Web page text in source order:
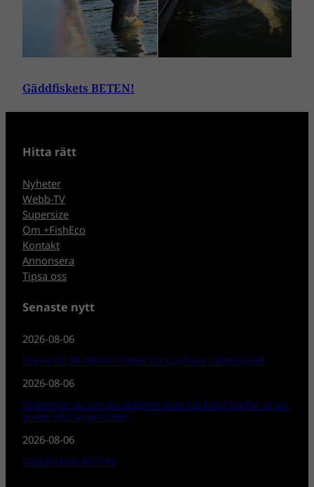
Gäddfiskets BETEN!
Hitta rätt
Nyheter
Webb-TV
Supersize
Om +FishEco
Kontakt
Annonsera
Tipsa oss
Senaste nytt
2026-08-06
Döms till 39 000 kr i böter för tjuvfiske i Värmland!
2026-08-06
Drömmer du om en abborre över två kilo? Därför är en
guide ofta avgörande!
2026-08-06
Gäddfiskets BETEN!